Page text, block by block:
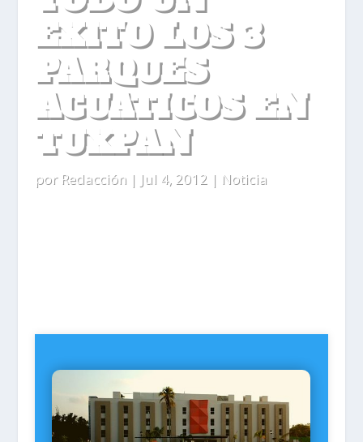
EXITO LOS 3
PARQUES
ACUATICOS EN
TUXPAN
por Redacción| Jul 4, 2012 | Noticia